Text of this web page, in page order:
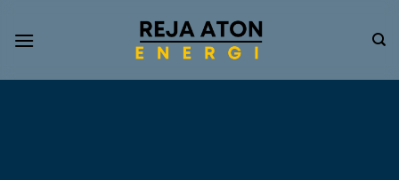
Informasi